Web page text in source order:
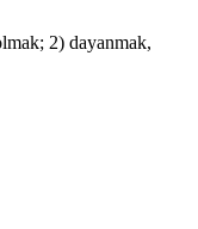
2) dayanmak,